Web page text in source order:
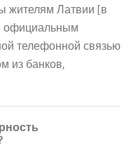
жителям Латвии [в
официальным
телефонной связью
из банков,